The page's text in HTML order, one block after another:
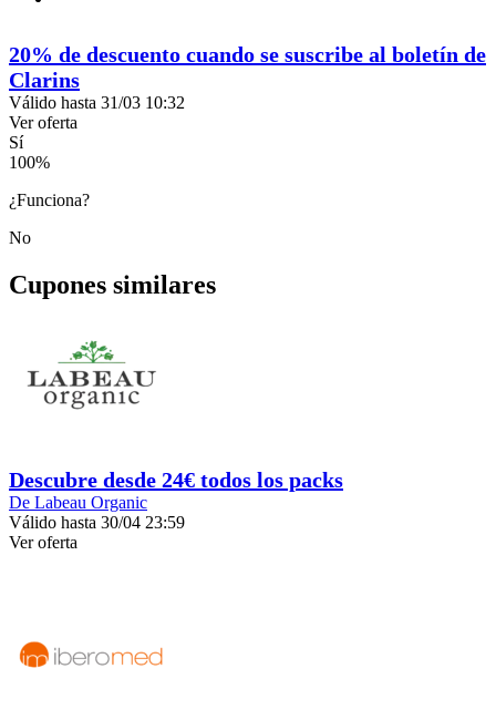
20% de descuento cuando se suscribe al boletín de
Clarins
Válido hasta 31/03 10:32
Ver oferta
Sí
100%
¿Funciona?
No
Cupones similares
Descubre desde 24€ todos los packs
De Labeau Organic
Válido hasta 30/04 23:59
Ver oferta